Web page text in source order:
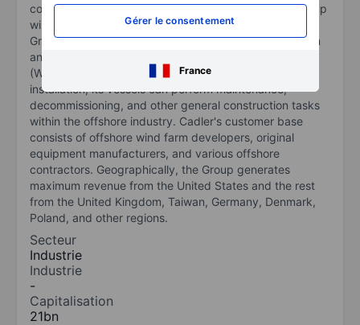
Gérer le consentement
France
contractor. It currently operates various offshore jack-up
wind installation vessels, with new builds on order. The
Group operates within the market for the transportation
and installation of offshore wind turbine generators
(WTGs) and their foundations. In addition to wind farm
installation, its vessels can perform maintenance,
decommissioning, and other general construction tasks
within the offshore industry. Cadler's customer base
consists of offshore wind farm developers, original
equipment manufacturers, and various offshore
contractors. Geographically, the Group generates
maximum revenue from the United States and the rest
from the United Kingdom, Taiwan, Germany, Denmark,
Poland, and other regions.
Secteur
Industrie
Industrie
-
Capitalisation
21bn